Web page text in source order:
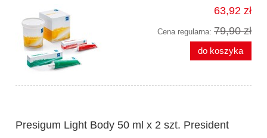
63,92 zł
Cena regularna: 79,90 zł
do koszyka
Presigum Light Body 50 ml x 2 szt. President